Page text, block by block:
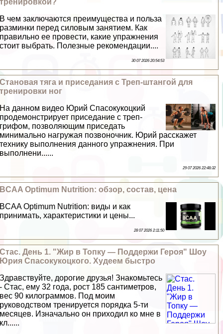
В чем заключаются преимущества и польза
разминки перед силовым занятием. Как
правильно ее провести, какие упражнения
стоит выбрать. Полезные рекомендации....
30 07 2026 20:54:53
Становая тяга и приседания с Треп-штангой для
тренировки ног
На данном видео Юрий Спасокукоцкий
продемонстрирует приседание с треп-
грифом, позволяющим приседать
минимально нагружая позвоночник. Юрий расскажет
технику выполнения данного упражнения. При
выполнени......
29 07 2026 22:48:32
BCAA Optimum Nutrition: обзор, состав, цена
BCAA Optimum Nutrition: виды и как
принимать, хаpaктеристики и цены...
28 07 2026 2:11:50
Стас. День 1. "Жир в Топку — Поддержи Героя" Шоу
Юрия Спасокукоцкого. Худеем быстро
Здравствуйте, дорогие друзья! Знакомьтесь
- Стас, ему 32 года, рост 185 сантиметров,
вес 90 килограммов. Под моим
руководством тренируется порядка 5-ти
месяцев. Изначально он приходил ко мне в
кл......